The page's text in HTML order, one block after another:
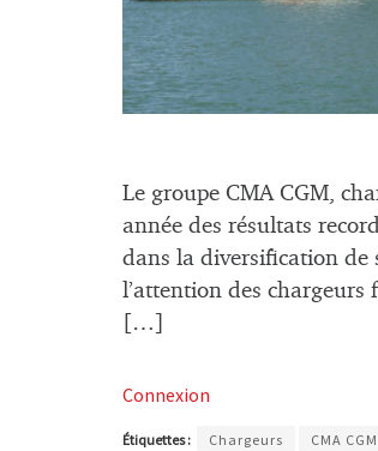
Le groupe CMA CGM,
année des résultats
dans la diversification de
l’attention des
[…]
Connexion
Étiquettes : Chargeurs CMA CGM